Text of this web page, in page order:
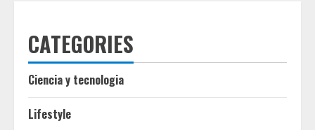
CATEGORIES
Ciencia y tecnologia
Lifestyle